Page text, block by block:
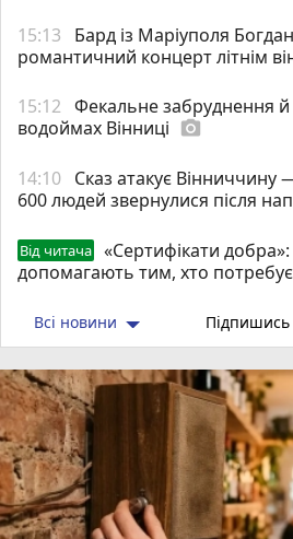
15:13
Бард із Маріуполя
романтичний концерт літнім
15:12 Фекальне забруднення
водоймах Вінниці photo_camera
14:10 Сказ атакує Вінниччину
600 людей звернулися після
Від читача
«Сертифікати добра»:
допомагають тим, хто
Всі новини Підпишись